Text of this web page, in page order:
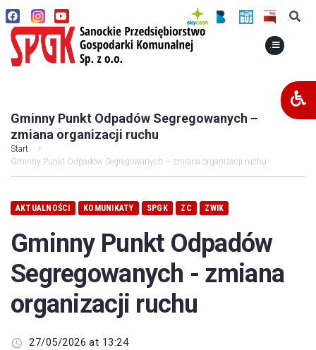
.
.
Gminny Punkt Odpadów Segregowanych –
zmiana organizacji ruchu
Start
Gminny Punkt Odpadów Segregowanych – zmiana organizacji ruchu
AKTUALNOŚCI KOMUNIKATY SPGK ZC ZWIK
Gminny Punkt Odpadów
Segregowanych - zmiana
organizacji ruchu
27/05/2026 at 13:24